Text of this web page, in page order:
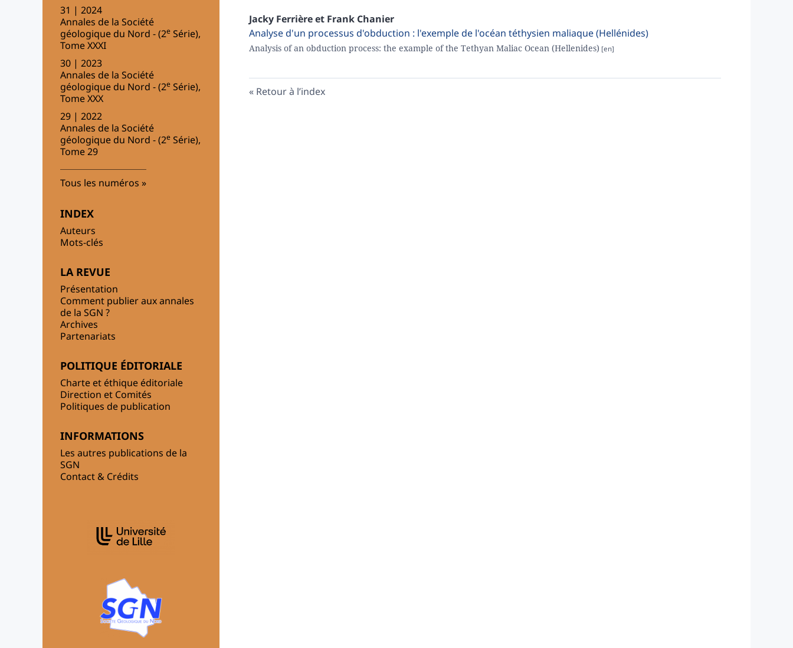
31 | 2024
Annales de la Société
géologique du Nord - (2e Série),
Tome XXXI
30 | 2023
Annales de la Société
géologique du Nord - (2e Série),
Tome XXX
29 | 2022
Annales de la Société
géologique du Nord - (2e Série),
Tome 29
Tous les numéros
INDEX
Auteurs
Mots-clés
LA REVUE
Présentation
Comment publier aux annales
de la SGN ?
Archives
Partenariats
POLITIQUE ÉDITORIALE
Charte et éthique éditoriale
Direction et Comités
Politiques de publication
INFORMATIONS
Les autres publications de la
SGN
Contact & Crédits
Jacky Ferrièreet Frank Chanier
Analyse d'un processus d'obduction : l'exemple de l'océan téthysien maliaque (Hellénides)
Analysis of an obduction process: the example of the Tethyan Maliac Ocean (Hellenides)
Retour à l’index